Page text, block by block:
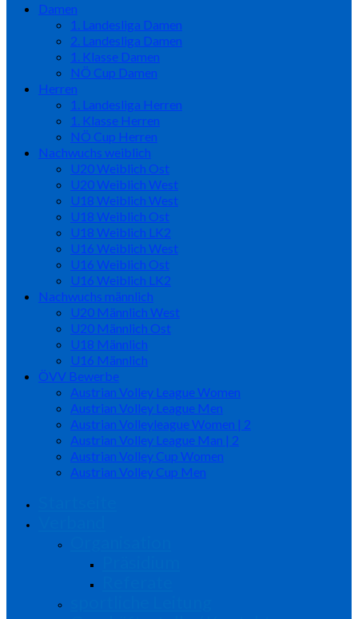
Damen
1. Landesliga Damen
2. Landesliga Damen
1. Klasse Damen
NÖ Cup Damen
Herren
1. Landesliga Herren
1. Klasse Herren
NÖ Cup Herren
Nachwuchs weiblich
U20 Weiblich Ost
U20 Weiblich West
U18 Weiblich West
U18 Weiblich Ost
U18 Weiblich LK2
U16 Weiblich West
U16 Weiblich Ost
U16 Weiblich LK2
Nachwuchs männlich
U20 Männlich West
U20 Männlich Ost
U18 Männlich
U16 Männlich
ÖVV Bewerbe
Austrian Volley League Women
Austrian Volley League Men
Austrian Volleyleague Women | 2
Austrian Volley League Man | 2
Austrian Volley Cup Women
Austrian Volley Cup Men